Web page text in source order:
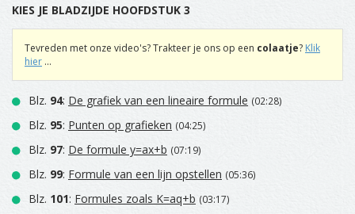
KIES JE BLADZIJDE HOOFDSTUK 3
Tevreden met onze video's? Trakteer je ons op een colaatje? Klik
hier ...
Blz. 94: De grafiek van een lineaire formule (02:28)
Blz. 95: Punten op grafieken (04:25)
Blz. 97: De formule y=ax+b (07:19)
Blz. 99: Formule van een lijn opstellen (05:36)
Blz. 101: Formules zoals K=aq+b (03:17)